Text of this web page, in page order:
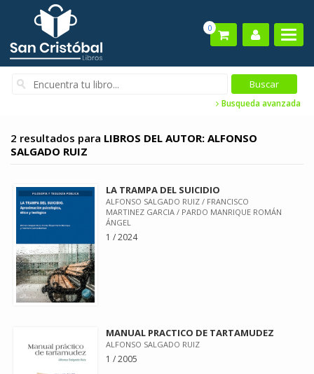
0
Busqueda avanzada
2 resultados para LIBROS DEL AUTOR: ALFONSO
SALGADO RUIZ
LA TRAMPA DEL SUICIDIO
ALFONSO SALGADO RUIZ / FRANCISCO
MARTINEZ GARCIA / PARDO MANRIQUE ROMÁN
ÁNGEL
1 / 2024
MANUAL PRACTICO DE TARTAMUDEZ
ALFONSO SALGADO RUIZ
1 / 2005